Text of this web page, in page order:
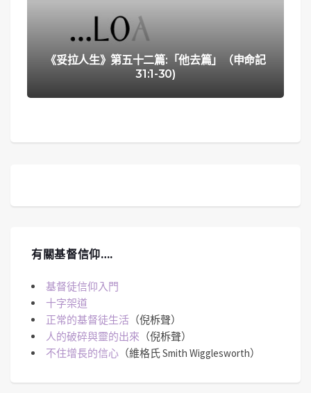
《妥拉人生》第五十二篇:「他去篇」（申命記
31:1-30)
有關基督信仰….
基督徒信仰入門
十字架道
正常的基督徒生活 （倪柝聲）
人的破碎與靈的出來 （倪柝聲）
不住增長的信心 （維格氏 Smith Wigglesworth）